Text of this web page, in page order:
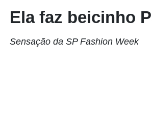
Ela faz beicinho
Sensação da SP Fashion Week